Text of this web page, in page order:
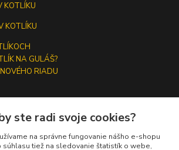
KOTLÍKU
KOTLÍKU
NA GULÁŠ?
RIADU
ste radi svoje cookies?
na správne fungovanie nášho e-shopu
súhlasu tiež na sledovanie štatistík o webe,